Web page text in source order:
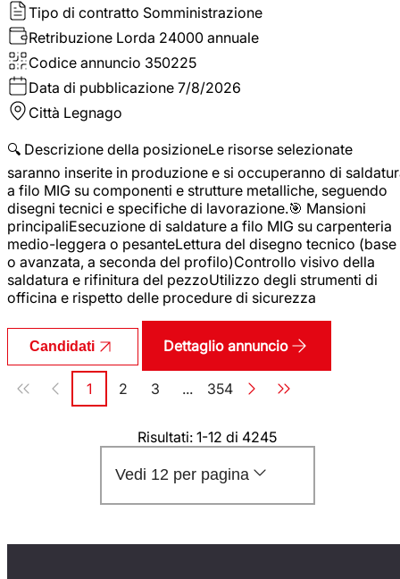
Tipo di contratto Somministrazione
Retribuzione Lorda 24000 annuale
Codice annuncio 350225
Data di pubblicazione 7/8/2026
Città Legnago
🔍 Descrizione della posizioneLe risorse selezionate
saranno inserite in produzione e si occuperanno di
a filo MIG su componenti e strutture metalliche, seguendo
disegni tecnici e specifiche di lavorazione.🎯 Mansioni
principaliEsecuzione di saldature a filo MIG su carpenteria
medio-leggera o pesanteLettura del disegno tecnico (base
o avanzata, a seconda del profilo)Controllo visivo della
saldatura e rifinitura del pezzoUtilizzo degli strumenti di
officina e rispetto delle procedure di sicurezza
Candidati Dettaglio annuncio
Paginazione
Pagina
1 Pagina
2 Pagina
3 ... Pagina
354
Risultati: 1-12 di 4245
Vedi 12 per pagina